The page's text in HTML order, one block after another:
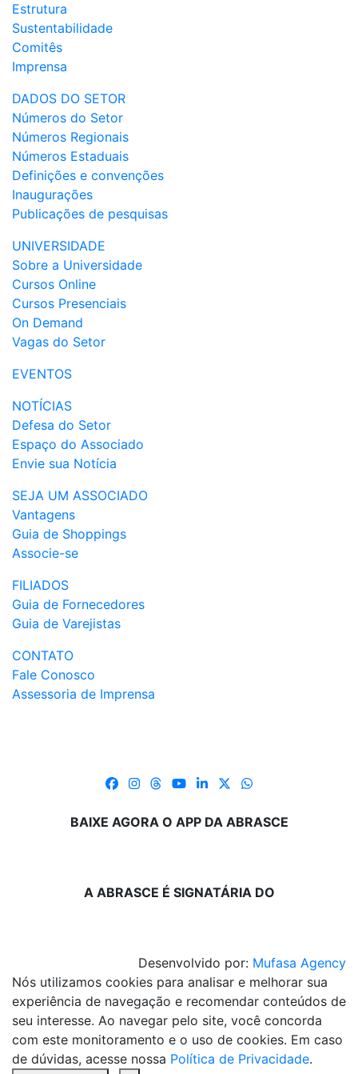
Estrutura
Sustentabilidade
Comitês
Imprensa
DADOS DO SETOR
Números do Setor
Números Regionais
Números Estaduais
Definições e convenções
Inaugurações
Publicações de pesquisas
UNIVERSIDADE
Sobre a Universidade
Cursos Online
Cursos Presenciais
On Demand
Vagas do Setor
EVENTOS
NOTÍCIAS
Defesa do Setor
Espaço do Associado
Envie sua Notícia
SEJA UM ASSOCIADO
Vantagens
Guia de Shoppings
Associe-se
FILIADOS
Guia de Fornecedores
Guia de Varejistas
CONTATO
Fale Conosco
Assessoria de Imprensa
BAIXE AGORA O APP DA ABRASCE
A ABRASCE É SIGNATÁRIA DO
Desenvolvido por: Mufasa Agency
Nós utilizamos cookies para analisar e melhorar sua
experiência de navegação e recomendar conteúdos de
seu interesse. Ao navegar pelo site, você concorda
com este monitoramento e o uso de cookies. Em caso
de dúvidas, acesse nossa Política de Privacidade.